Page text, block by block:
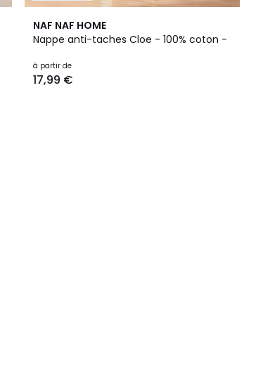
NAF NAF HOME
Nappe anti-taches Cloe - 100% coton -
à partir de
17,99 €